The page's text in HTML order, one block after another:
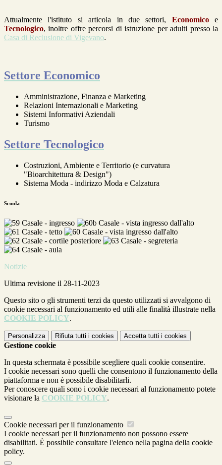
Attualmente l'istituto si articola in due settori, Economicoe
Tecnologico, inoltre offre percorsi di istruzione per adulti presso la
Casa di Reclusione di Vigevano.
Settore Economico
Amministrazione, Finanza e Marketing
Relazioni Internazionali e Marketing
Sistemi Informativi Aziendali
Turismo
Settore Tecnologico
Costruzioni, Ambiente e Territorio (e curvatura
"Bioarchitettura & Design")
Sistema Moda - indirizzo Moda e Calzatura
Scuola
Notizie
Ultima revisione il 28-11-2023
Questo sito o gli strumenti terzi da questo utilizzati si avvalgono di
cookie necessari al funzionamento ed utili alle finalità illustrate nella
COOKIE POLICY.
Personalizza Rifiuta tutti i cookies Accetta tutti i cookies
Gestione cookie
In questa schermata è possibile scegliere quali cookie consentire.
I cookie necessari sono quelli che consentono il funzionamento della
piattaforma e non è possibile disabilitarli.
Per conoscere quali sono i cookie necessari al funzionamento potete
visionare la COOKIE POLICY.
Cookie necessari per il funzionamento
I cookie necessari per il funzionamento non possono essere
disabilitati. È possibile consultare l'elenco nella pagina della cookie
policy.